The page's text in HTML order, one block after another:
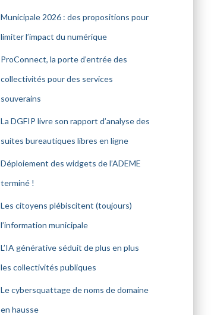
Municipale 2026 : des propositions pour
limiter l’impact du numérique
ProConnect, la porte d’entrée des
collectivités pour des services
souverains
La DGFIP livre son rapport d’analyse des
suites bureautiques libres en ligne
Déploiement des widgets de l’ADEME
terminé !
Les citoyens plébiscitent (toujours)
l’information municipale
L’IA générative séduit de plus en plus
les collectivités publiques
Le cybersquattage de noms de domaine
en hausse